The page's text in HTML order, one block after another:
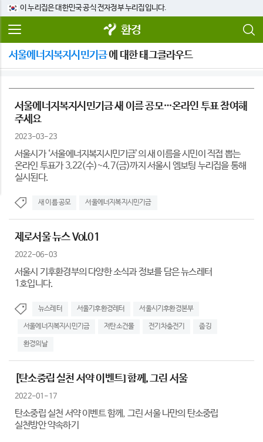
이 누리집은 대한민국 공식 전자정부 누리집입니다.
환경
서울에너지복지시민기금에 대한 태그클라우드
서울에너지복지시민기금 새 이름 공모…온라인 투표 참여해
주세요
2023-03-23
서울시가 ‘서울에너지복지시민기금’의 새 이름을 시민이 직접 뽑는
온라인 투표가 3.22(수)~4.7(금)까지 서울시 엠보팅 누리집을 통해
실시된다.
새 이름 공모 서울에너지복지시민기금
제로서울 뉴스 Vol.01
2022-06-03
서울시 기후환경부의 다양한 소식과 정보를 담은 뉴스레터
1호입니다.
뉴스레터 서울기후환경레터 서울시기후환경본부
서울에너지복지시민기금 저탄소건물 전기차충전기 줍깅
환경의날
[탄소중립 실천 서약 이벤트] 함께, 그린 서울
2022-01-17
탄소중립 실천 서약 이벤트 함께, 그린 서울 나만의 탄소중립
실천방안 약속하기